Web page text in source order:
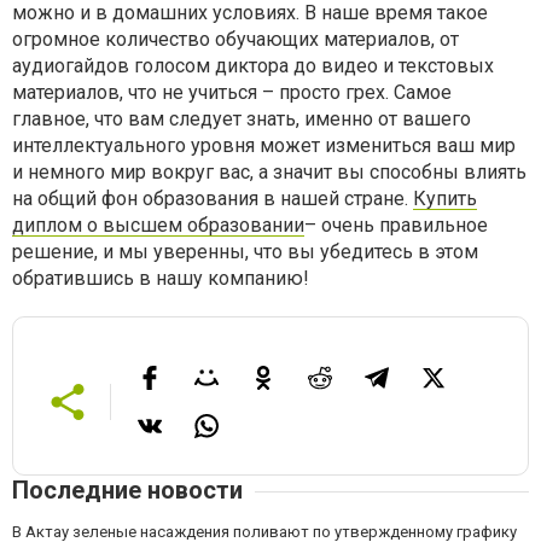
можно и в домашних условиях. В наше время такое
огромное количество обучающих материалов, от
аудиогайдов голосом диктора до видео и текстовых
материалов, что не учиться – просто грех. Самое
главное, что вам следует знать, именно от вашего
интеллектуального уровня может измениться ваш мир
и немного мир вокруг вас, а значит вы способны влиять
на общий фон образования в нашей стране. Купить
диплом о высшем образовании– очень правильное
решение, и мы уверенны, что вы убедитесь в этом
обратившись в нашу компанию!
Последние новости
В Актау зеленые насаждения поливают по утвержденному графику